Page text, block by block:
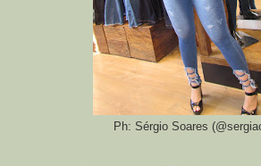
Ph: Sérgio Soares